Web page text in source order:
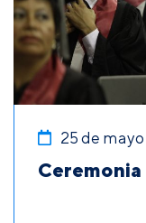
25 de
Ceremonia